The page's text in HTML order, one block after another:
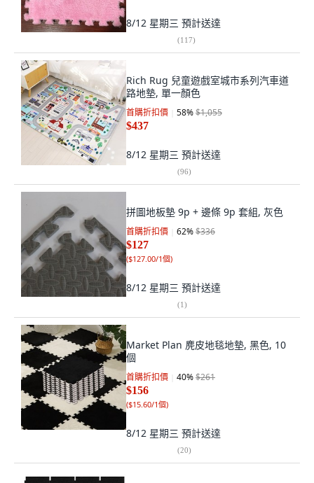
8/12 星期三 預計送達
(117)
Rich Rug 兒童遊戲室城市系列汽車道
路地墊, 單一顏色
首購折扣價 58%$1,055
$437
8/12 星期三 預計送達
(96)
拼圖地板墊 9p + 邊條 9p 套組, 灰色
首購折扣價 62%$336
$127
($127.00/1個)
8/12 星期三 預計送達
(1)
Market Plan 麂皮地毯地墊, 黑色, 10
個
首購折扣價 40%$261
$156
($15.60/1個)
8/12 星期三 預計送達
(20)